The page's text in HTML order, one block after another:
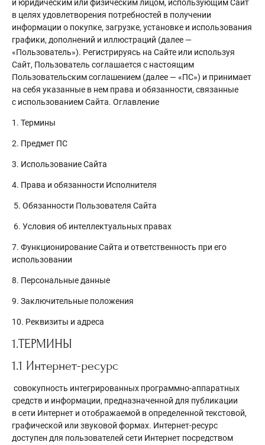
и юридическим или физическим лицом, использующим Сайт
в целях удовлетворения потребностей в получении
информации о покупке, загрузке, установке и использования
графики, дополнений и иллюстраций (далее —
«Пользователь»). Регистрируясь на Сайте или используя
Сайт, Пользователь соглашается с настоящим
Пользовательским соглашением (далее — «ПС») и принимает
на себя указанные в нем права и обязанности, связанные
с использованием Сайта. Оглавление
1. Термины
2. Предмет ПС
3. Использование Сайта
4. Права и обязанности Исполнителя
5. Обязанности Пользователя Сайта
6. Условия об интеллектуальных правах
7. Функционирование Сайта и ответственность при его
использовании
8. Персональные данные
9. Заключительные положения
10. Реквизиты и адреса
1.ТЕРМИНЫ
1.1 Интернет-ресурс
совокупность интегрированных программно-аппаратных
средств и информации, предназначенной для публикации
в сети Интернет и отображаемой в определенной текстовой,
графической или звуковой формах. Интернет-ресурс
доступен для пользователей сети Интернет посредством